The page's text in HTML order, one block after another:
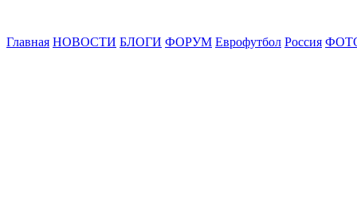
Главная НОВОСТИ БЛОГИ ФОРУМ Еврофутбол Россия